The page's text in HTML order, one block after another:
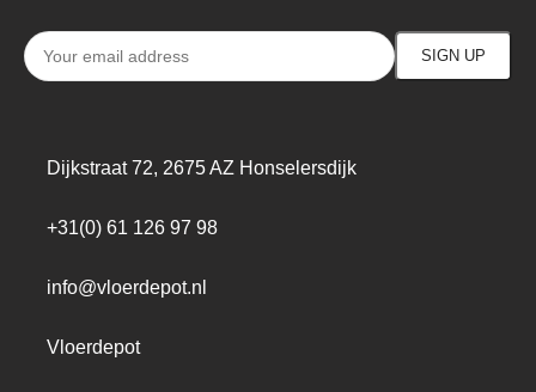
Dijkstraat 72, 2675 AZ Honselersdijk
+31(0) 61 126 97 98
info@vloerdepot.nl
Vloerdepot